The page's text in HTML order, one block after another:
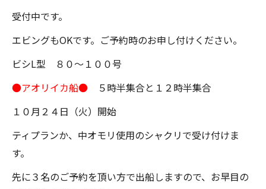
受付中です。
エビングもOKです。ご予約時のお申し付けください。
ビシL型 ８０～１００号
●アオリイカ船● ５時半集合と１２時半集合
１０月２４日（火）開始
ティプランか、中オモリ使用のシャクリで受け付けま
す。
先に３名のご予約を頂い方で出船しますので、お早目の